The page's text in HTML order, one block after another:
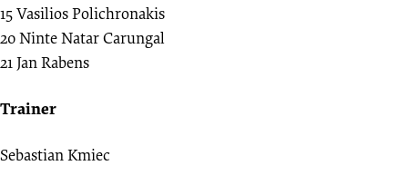
15Vasilios Polichronakis
20Ninte Natar Carungal
21Jan Rabens
Trainer
Sebastian Kmiec